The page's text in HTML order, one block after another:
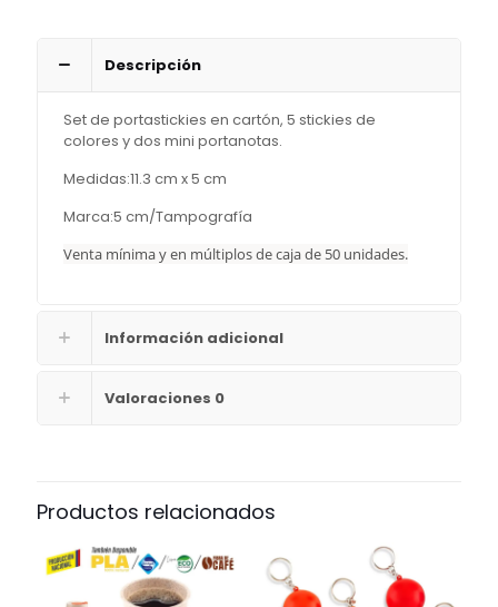
Descripción
Set de portastickies en cartón, 5 stickies de
colores y dos mini portanotas.
Medidas:11.3 cm x 5 cm
Marca:5 cm/Tampografía
Venta mínima y en múltiplos de caja de 50 unidades.
Información adicional
Valoraciones 0
Productos relacionados